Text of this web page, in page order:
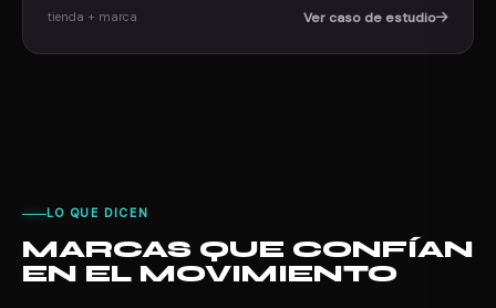
tienda + marca Ver caso de estudio
LO QUE DICEN
MARCAS QUE CONFÍAN
EN EL MOVIMIENTO